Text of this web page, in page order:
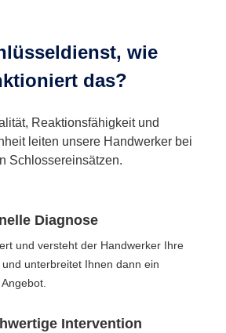
wie
das?
Reaktionsfähigkeit und
leiten unsere Handwerker bei
Schlossereinsätzen.
Diagnose
und versteht der Handwerker Ihre
unterbreitet Ihnen dann ein
Intervention